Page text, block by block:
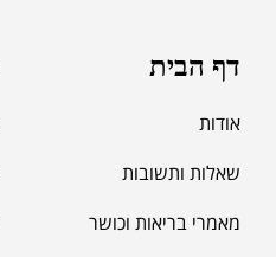
דף הבית
אודות
שאלות ותשובות
מאמרי בריאות וכושר